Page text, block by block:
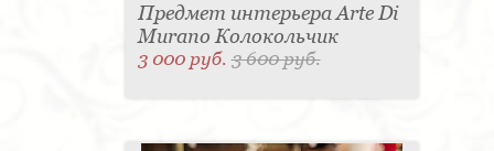
Предмет интерьера Arte Di
Murano Колокольчик
3 000 руб.3 600 руб.